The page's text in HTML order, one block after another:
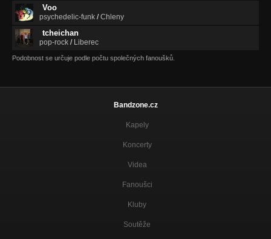
Voo
psychedelic-funk /Chleny
tcheichan
pop-rock / Liberec
Podobnost se určuje podle počtu společných fanoušků.
Bandzone.cz
Kapely
Koncerty
Videa
Fanoušci
Kluby
Soutěže